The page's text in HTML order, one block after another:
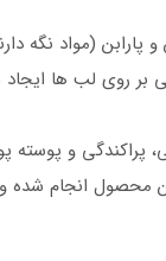
(مواد نگه
بر روی لب ها
پراکندگی و پوسته
محصول انجام شده و